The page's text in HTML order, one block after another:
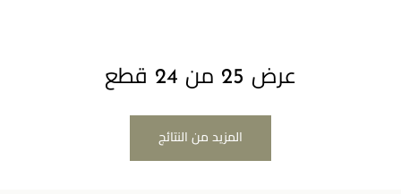
عرض 25 من 24 قطع
المزيد من النتائج